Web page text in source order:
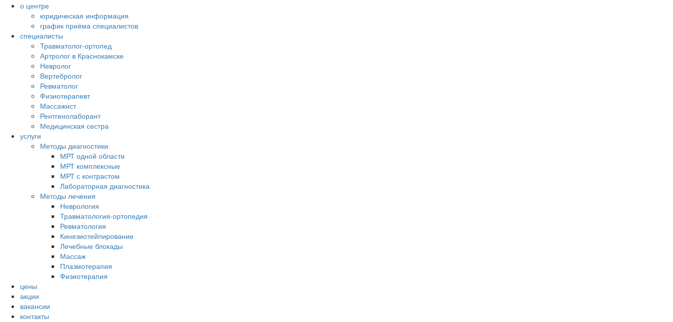
о центре
юридическая информация
график приёма специалистов
специалисты
Травматолог-ортопед
Артролог в Краснокамске
Невролог
Вертебролог
Ревматолог
Физиотерапевт
Массажист
Рентгенолаборант
Медицинская сестра
услуги
Методы диагностики
МРТ одной области
МРТ комплексные
МРТ с контрастом
Лабораторная диагностика
Методы лечения
Неврология
Травматология-ортопедия
Ревматология
Кинезиотейпирование
Лечебные блокады
Массаж
Плазмотерапия
Физиотерапия
цены
акции
вакансии
контакты